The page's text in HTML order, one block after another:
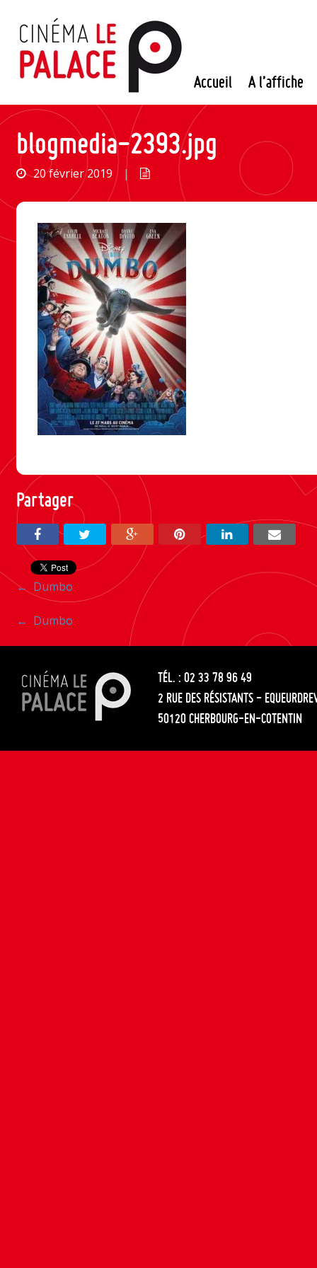
contenu
Accueil A l’affiche
blogmedia-2393.jpg
20 février 2019 |
Partager
Navigation
entre
les
articles
← Dumbo
Navigation
entre
les
articles
← Dumbo
TÉL. : 02 33 78 96 49
2 RUE DES RÉSISTANTS -
50120 CHERBOURG-EN-COTENTIN